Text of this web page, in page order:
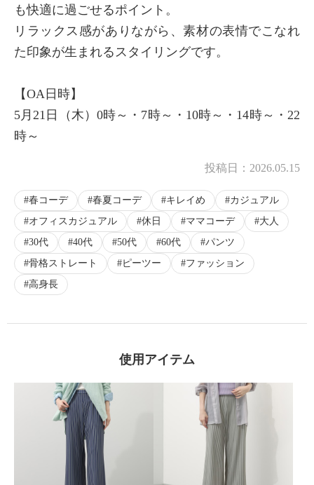
× 商品紹介
も快適に過ごせるポイント。
リラックス感がありながら、素材の表情でこなれ
た印象が生まれるスタイリングです。
【OA日時】
5月21日（木）0時～・7時～・10時～・14時～・22
時～
投稿日： 2026.05.15
春コーデ 春夏コーデ キレイめ
カジュアル
オフィスカジュアル
休日 ママコーデ
大人
30代
40代 50代 60代
パンツ
骨格ストレート
ピーツー
ファッション
高身長
使用アイテム